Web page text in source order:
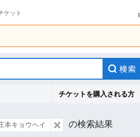
ケット
チケットを購入される方
本キョウヘイ の検索結果